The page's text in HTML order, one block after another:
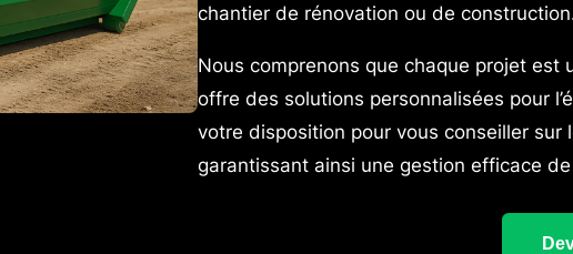
chantier de rénovation ou de
Nous comprenons que chaque projet est
offre des solutions personnalisées pour
votre disposition pour vous conseiller
garantissant ainsi une gestion efficace